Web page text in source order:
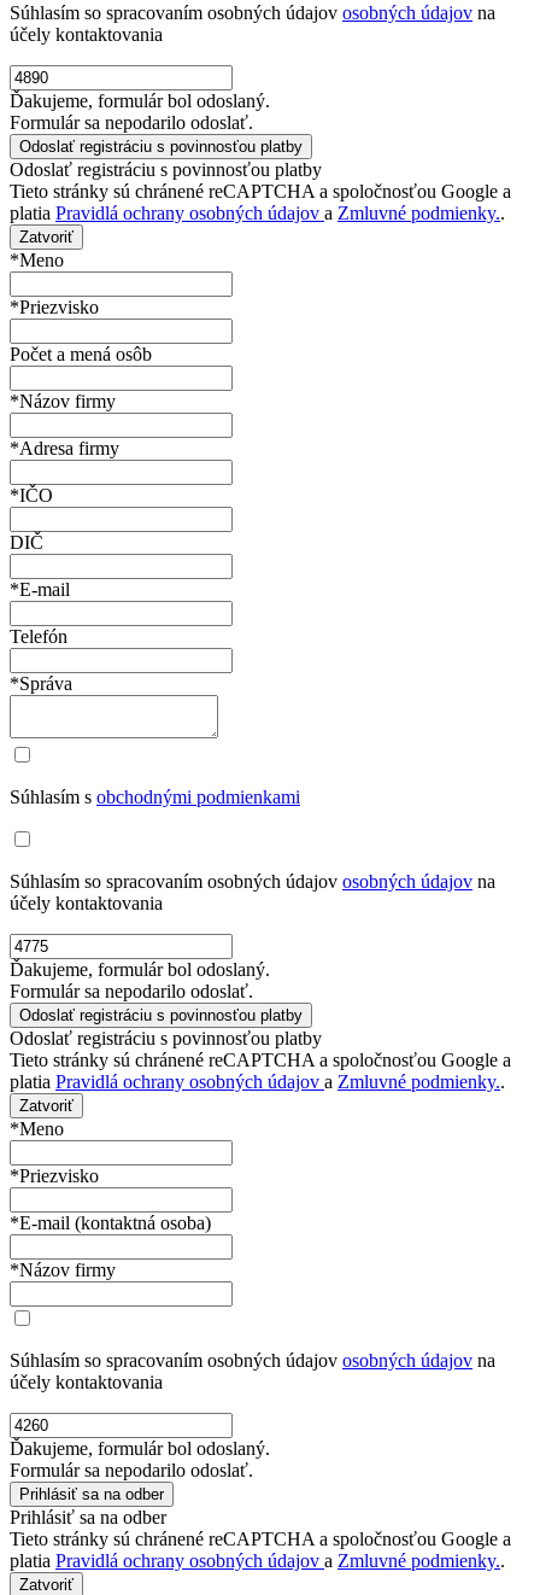
Súhlasím so spracovaním osobných údajov osobných údajov na
účely kontaktovania
Ďakujeme, formulár bol odoslaný.
Formulár sa nepodarilo odoslať.
Odoslať registráciu s povinnosťou platby
Tieto stránky sú chránené reCAPTCHA a spoločnosťou Google a
platia Pravidlá ochrany osobných údajov a Zmluvné podmienky..
Zatvoriť
*Meno
*Priezvisko
Počet a mená osôb
*Názov firmy
*Adresa firmy
*IČO
DIČ
*E-mail
Telefón
*Správa
Súhlasím s obchodnými podmienkami
Súhlasím so spracovaním osobných údajov osobných údajov na
účely kontaktovania
Ďakujeme, formulár bol odoslaný.
Formulár sa nepodarilo odoslať.
Odoslať registráciu s povinnosťou platby
Tieto stránky sú chránené reCAPTCHA a spoločnosťou Google a
platia Pravidlá ochrany osobných údajov a Zmluvné podmienky..
Zatvoriť
*Meno
*Priezvisko
*E-mail (kontaktná osoba)
*Názov firmy
Súhlasím so spracovaním osobných údajov osobných údajov na
účely kontaktovania
Ďakujeme, formulár bol odoslaný.
Formulár sa nepodarilo odoslať.
Prihlásiť sa na odber
Tieto stránky sú chránené reCAPTCHA a spoločnosťou Google a
platia Pravidlá ochrany osobných údajov a Zmluvné podmienky..
Zatvoriť